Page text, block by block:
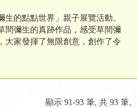
的點點世界」親子展覽活動。
間彌生的真跡作品，感受草間彌
大家發揮了無限創意，創作了令
顯示 91-93 筆, 共 93 筆。